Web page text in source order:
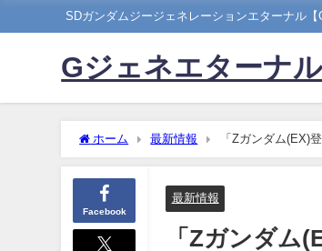
SDガンダムジージェネレーションエターナル
Gジェネエターナ
ホーム 最新情報 「Zガンダム(EX)
Facebook
最新情報
「Zガンダム